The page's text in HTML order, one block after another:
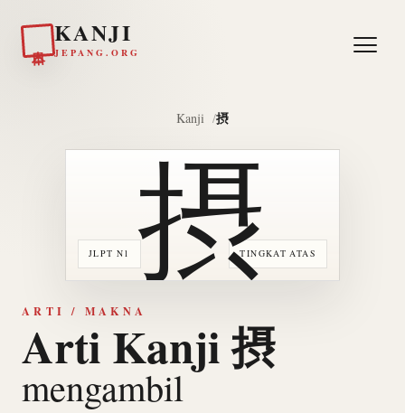
KANJI
JEPANG.ORG
Kanji 摂
JLPT N1 TINGKAT ATAS
摂
ARTI / MAKNA
Arti Kanji 摂
mengambil